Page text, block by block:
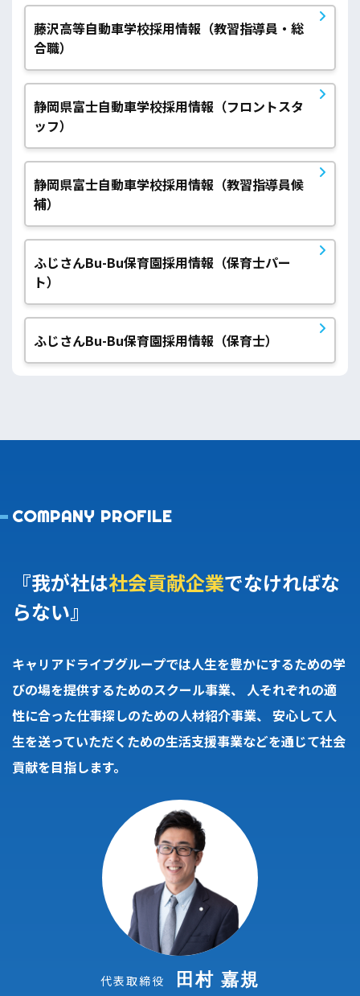
藤沢高等自動車学校採用情報（教習指導員・総
合職）
静岡県富士自動車学校採用情報（フロントスタ
ッフ）
静岡県富士自動車学校採用情報（教習指導員候
補）
ふじさんBu-Bu保育園採用情報（保育士パー
ト）
ふじさんBu-Bu保育園採用情報（保育士）
COMPANY PROFILE
『我が社は社会貢献企業でなければな
らない』
キャリアドライブグループでは人生を豊かにするための学
びの場を提供するためのスクール事業、 人それぞれの適
性に合った仕事探しのための人材紹介事業、 安心して人
生を送っていただくための生活支援事業などを通じて社会
貢献を目指します。
代表取締役 田村 嘉規